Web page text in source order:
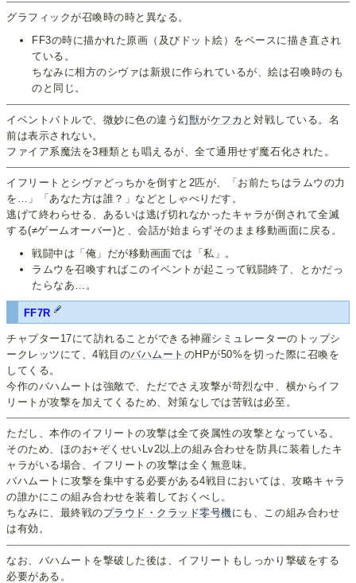
グラフィックが召喚時の時と異なる。
FF3の時に描かれた原画（及びドット絵）をベースに描き直され
ている。
ちなみに相方のシヴァは新規に作られているが、絵は召喚時のも
のと同じ。
イベントバトルで、微妙に色の違う幻獣がケフカ と対戦している。名
前は表示されない。
ファイア系魔法を3種類とも唱えるが、全て通用せず魔石化された。
イフリートとシヴァどっちかを倒すと2匹が、「お前たちはラムウの力
を…」「あなた方は誰？」などとしゃべりだす。
逃げて終わらせる、あるいは逃げ切れなかったキャラが倒されて全滅
する(≠ゲームオーバー)と、会話が始まらずそのまま移動画面に戻る。
戦闘中は「俺」だが移動画面では「私」。
ラムウを召喚すればこのイベントが起こって戦闘終了、とかだっ
たらなあ…。
FF7R
チャプター17にて訪れることができる神羅シミュレーターのトップシ
ークレッツにて、4戦目のバハムート のHPが50%を切った際に召喚を
してくる。
今作のバハムートは強敵で、ただでさえ攻撃が苛烈な中、横からイフ
リートが攻撃を加えてくるため、対策なしでは苦戦は必至。
ただし、本作のイフリートの攻撃は全て炎属性の攻撃となっている。
そのため、ほのお+ぞくせいLv2以上の組み合わせを防具に装着したキ
ャラがいる場合、イフリートの攻撃は全く無意味。
バハムートに攻撃を集中する必要がある4戦目においては、攻略キャラ
の誰かにこの組み合わせを装着しておくべし。
ちなみに、最終戦のプラウド・クラッド零号機にも、この組み合わせ
は有効。
なお、バハムートを撃破した後は、イフリートもしっかり撃破をする
必要がある。